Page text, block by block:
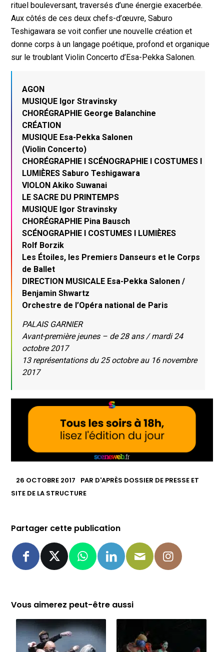
rituel bouleversant, traversés d’une énergie exacerbée.
Aux côtés de ces deux chefs-d’œuvre, Saburo
Teshigawara se voit confier une nouvelle création et
donne corps à un langage poétique, profond et organique
sur le troublant Violin Concerto d’Esa-Pekka Salonen.
AGON
MUSIQUE Igor Stravinsky
CHORÉGRAPHIE George Balanchine
CRÉATION
MUSIQUE Esa-Pekka Salonen
(Violin Concerto)
CHORÉGRAPHIE I SCÉNOGRAPHIE I COSTUMES I
LUMIÈRES Saburo Teshigawara
VIOLON Akiko Suwanai
LE SACRE DU PRINTEMPS
MUSIQUE Igor Stravinsky
CHORÉGRAPHIE Pina Bausch
SCÉNOGRAPHIE I COSTUMES I LUMIÈRES
Rolf Borzik
Les Étoiles, les Premiers Danseurs et le Corps
de Ballet
DIRECTION MUSICALE Esa-Pekka Salonen /
Benjamin Shwartz
Orchestre de l’Opéra national de Paris
PALAIS GARNIER
Avant-première jeunes – de 28 ans / mardi 24
octobre 2017
13 représentations du 25 octobre au 16 novembre
2017
26 OCTOBRE 2017 PAR D'APRÈS DOSSIER DE PRESSE ET
SITE DE LA STRUCTURE
Partager cette publication
Vous aimerez peut-être aussi